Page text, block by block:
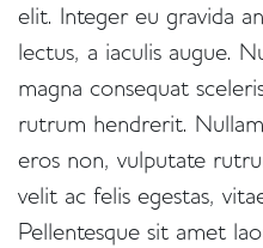
elit. Integer eu gravida
lectus, a iaculis augue.
magna consequat
rutrum hendrerit.
eros non, vulputate
velit ac felis egestas,
Pellentesque sit amet